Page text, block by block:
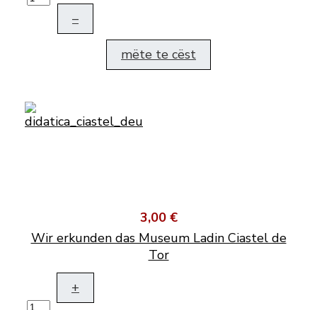
–
mëte te cëst
3,00 €
Wir erkunden das Museum Ladin Ciastel de
Tor
+